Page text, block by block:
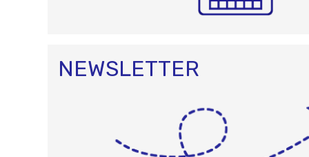
NEWSLETTER